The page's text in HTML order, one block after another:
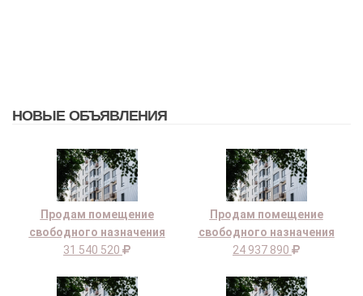
НОВЫЕ ОБЪЯВЛЕНИЯ
Продам помещение
свободного назначения
31 540 520
Продам помещение
свободного назначения
24 937 890